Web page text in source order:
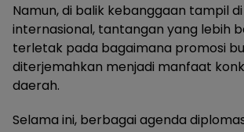
Namun, di balik kebanggaan tampil
internasional, tantangan yang lebih
terletak pada bagaimana promosi
diterjemahkan menjadi manfaat
daerah.
Selama ini, berbagai agenda